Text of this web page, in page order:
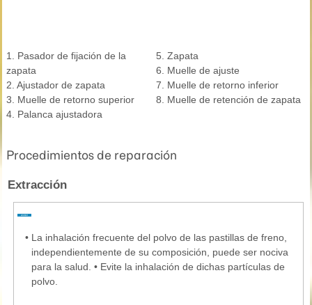
1. Pasador de fijación de la
zapata
2. Ajustador de zapata
3. Muelle de retorno superior
4. Palanca ajustadora
5. Zapata
6. Muelle de ajuste
7. Muelle de retorno inferior
8. Muelle de retención de zapata
Procedimientos de reparación
Extracción
• La inhalación frecuente del polvo de las pastillas de freno,
independientemente de su composición, puede ser nociva
para la salud. • Evite la inhalación de dichas partículas de
polvo.